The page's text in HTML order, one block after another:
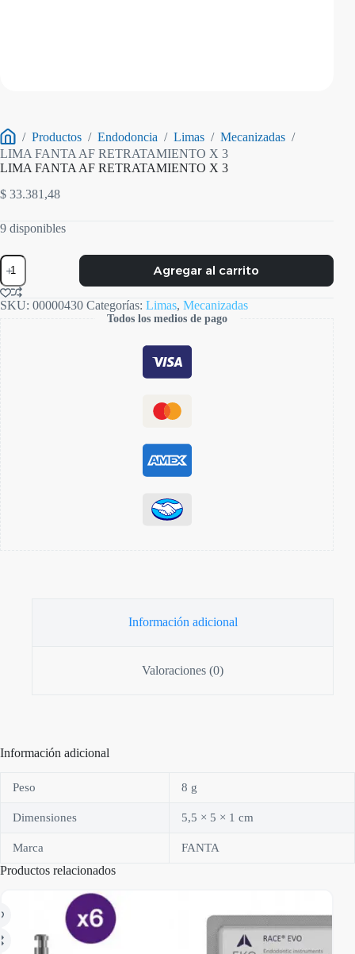
Inicio
/ Productos / Endodoncia / Limas / Mecanizadas /
LIMA FANTA AF RETRATAMIENTO X 3
LIMA FANTA AF RETRATAMIENTO X 3
$ 33.381,48
9 disponibles
LIMA
FANTA
AF
RETRATAMIENTO
X
Agregar al carrito
SKU: 00000430 Categorías: Limas, Mecanizadas
Todos los medios de pago
Información adicional
Valoraciones (0)
Información adicional
Peso 8 g
Dimensiones 5,5 × 5 × 1 cm
Marca FANTA
Productos relacionados